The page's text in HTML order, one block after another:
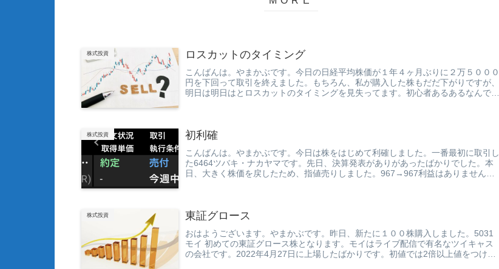
株式投資 ロスカットのタイミング
こんばんは。やまかぶです。今日の日経平均株価が１年４ヶ月ぶりに２万５０００
円を下回って取引を終えました。もちろん、私が購入した株もだだ下がりですが、
明日は明日はとロスカットのタイミングを見失ってます。初心者あるあるなんでし
株式投資 初利確
こんばんは。やまかぶです。今日は株をはじめて利確しました。一番最初に取引し
た6464ツバキ・ナカヤマです。先日、決算発表がありがあったばかりでした。本
日、大きく株価を戻したため、指値売りしました。967→967利益はありませんで
株式投資 東証グロース
おはようございます。やまかぶです。昨日、新たに１００株購入しました。5031
モイ 初めての東証グロース株となります。モイはライブ配信で有名なツイキャス
の会社です。2022年4月27日に上場したばかりです。初値では2倍以上値をつけま